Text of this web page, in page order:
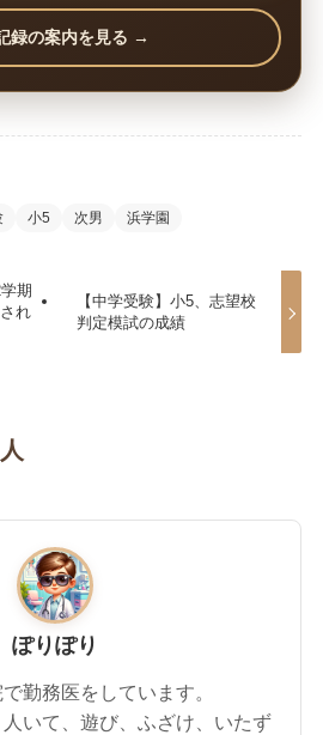
録の案内を見る →
小5 次男 浜学園
期
れ
【中学受験】小5、志望校
判定模試の成績
ぽりぽり
勤務医をしています。
人いて、遊び、ふざけ、いたず